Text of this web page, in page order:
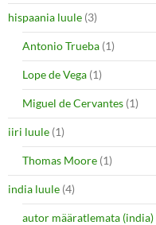
hispaania luule (3)
Antonio Trueba (1)
Lope de Vega (1)
Miguel de Cervantes (1)
iiri luule (1)
Thomas Moore (1)
india luule (4)
autor määratlemata (india)